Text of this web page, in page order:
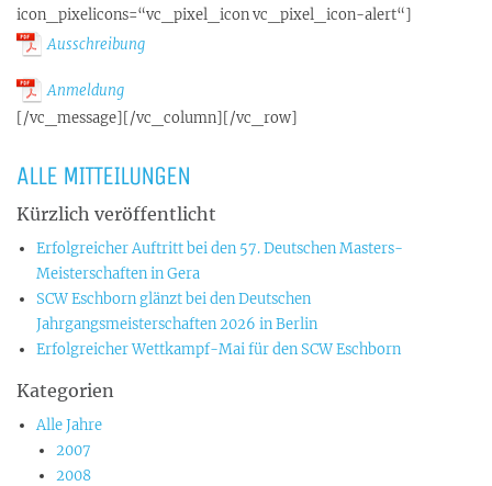
icon_pixelicons=“vc_pixel_icon vc_pixel_icon-alert“]
Ausschreibung
Anmeldung
[/vc_message][/vc_column][/vc_row]
ALLE MITTEILUNGEN
Kürzlich veröffentlicht
Erfolgreicher Auftritt bei den 57. Deutschen Masters-
Meisterschaften in Gera
SCW Eschborn glänzt bei den Deutschen
Jahrgangsmeisterschaften 2026 in Berlin
Erfolgreicher Wettkampf-Mai für den SCW Eschborn
Kategorien
Alle Jahre
2007
2008